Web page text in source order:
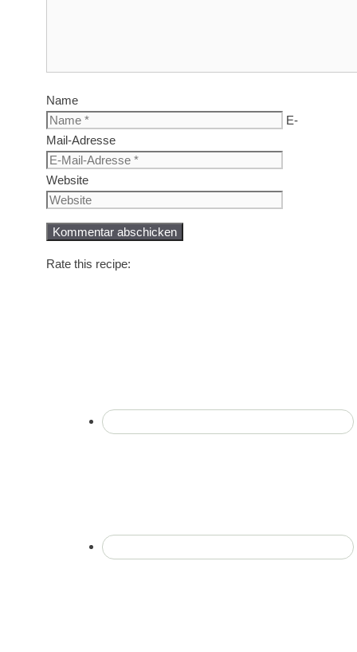
Name
E-
Mail-Adresse
Website
Rate this recipe: